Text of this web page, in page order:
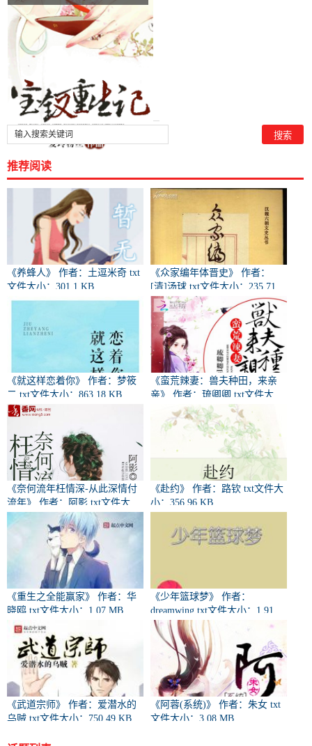
推荐阅读
《养蜂人》 作者：土逗米奇 txt
文件大小：301.1 KB
《众家编年体晋史》 作者：
[清]汤球 txt文件大小：235.71
KB
《就这样恋着你》 作者：梦筱
二 txt文件大小：863.18 KB
《蛮荒辣妻：兽夫种田，来亲
亲》 作者：琉卿卿 txt文件大
小：890.98 KB
《奈何流年枉情深-从此深情付
流年》 作者：阿影 txt文件大
小：132.07 KB
《赴约》 作者：路钦 txt文件大
小：356.96 KB
《重生之全能赢家》 作者：华
晓鸥 txt文件大小：1.07 MB
《少年篮球梦》 作者：
dreamwing txt文件大小：1.91
MB
《武道宗师》 作者：爱潜水的
乌贼 txt文件大小：750.49 KB
《阿蓉(系统)》 作者：朱女 txt
文件大小：3.08 MB